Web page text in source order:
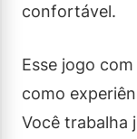
confortável.
Esse jogo
como
Você trabalha